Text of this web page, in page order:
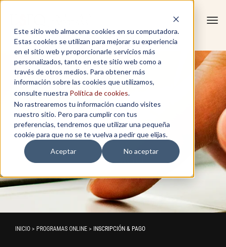
Este sitio web almacena cookies en su computadora.
Estas cookies se utilizan para mejorar su experiencia
en el sitio web y proporcionarle servicios más
personalizados, tanto en este sitio web como a
través de otros medios. Para obtener más
información sobre las cookies que utilizamos,
consulte nuestra Política de cookies.
No rastrearemos tu información cuando visites
nuestro sitio. Pero para cumplir con tus
preferencias, tendremos que utilizar una pequeña
cookie para que no se te vuelva a pedir que elijas.
Aceptar
No aceptar
INSCRIPCIÓN & PAGO
INICIO > PROGRAMAS ONLINE > INSCRIPCIÓN & PAGO